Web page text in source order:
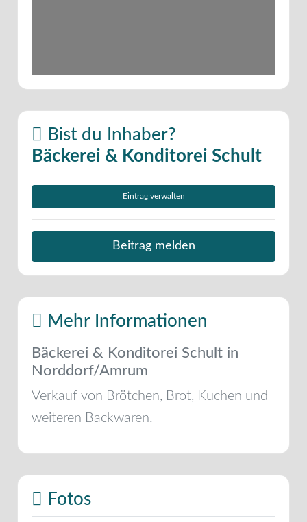
Bist du Inhaber?
Bäckerei & Konditorei Schult
Eintrag verwalten
Beitrag melden
Mehr Informationen
Bäckerei & Konditorei Schult in
Norddorf/Amrum
Verkauf von Brötchen, Brot, Kuchen und
weiteren Backwaren.
Fotos